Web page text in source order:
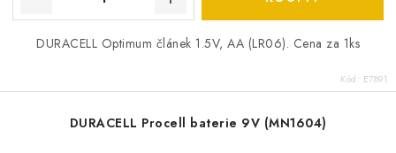
DURACELL Optimum článek 1.5V, AA (LR06). Cena za 1ks
Kód: E7891
DURACELL Procell baterie 9V (MN1604)